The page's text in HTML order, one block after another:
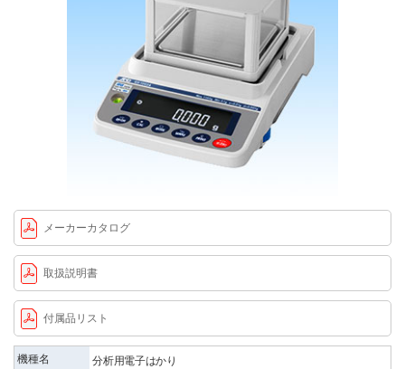
メーカーカタログ
取扱説明書
付属品リスト
機種名
分析用電子はかり